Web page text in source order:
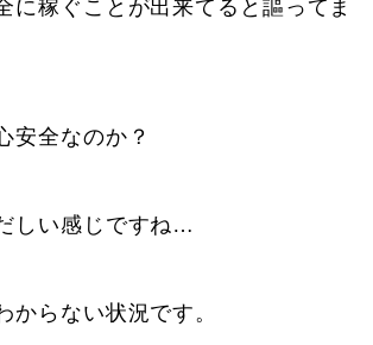
に稼ぐことが出来てると謳ってま
安全なのか？
しい感じですね…
からない状況です。